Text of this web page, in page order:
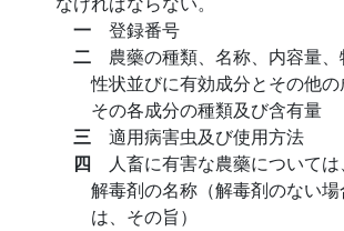
一 登録番号
二 農藥の種類、名称、内容量
性状並びに有効成分とその他
その各成分の種類及び含有量
三 適用病害虫及び使用方法
四 人畜に有害な農藥について
解毒剤の名称（解毒剤のない
は、その旨）